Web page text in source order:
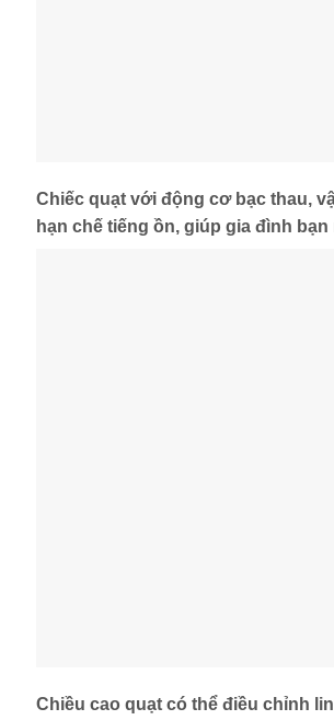
Chiếc quạt với động cơ bạc thau,
hạn chế tiếng ồn, giúp gia đình
Chiều cao quạt có thể điều chỉnh